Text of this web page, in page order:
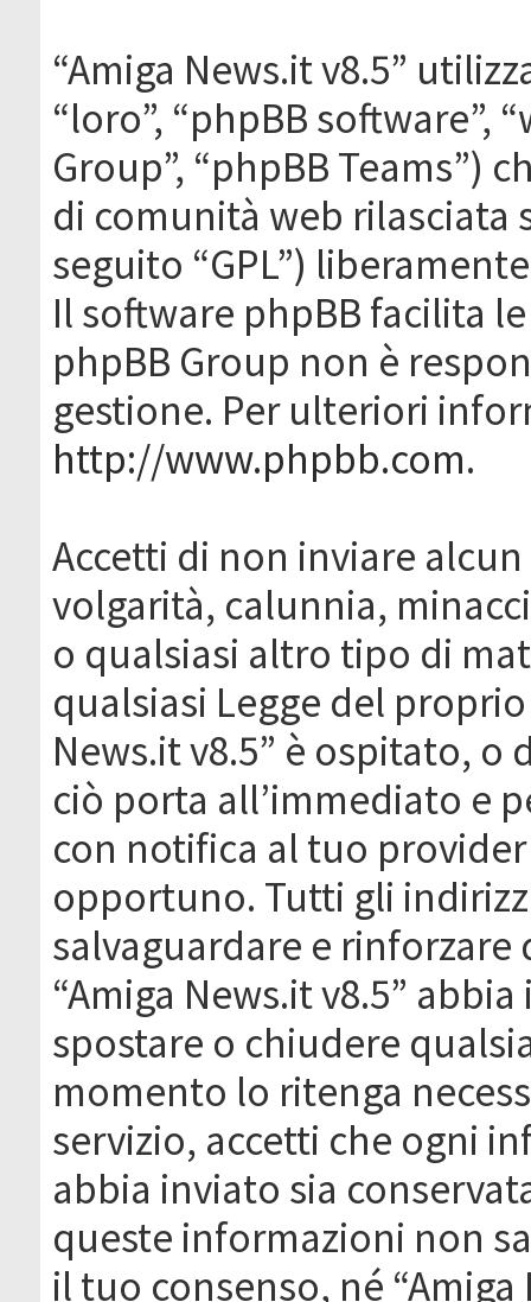
“Amiga News.it v8.5”
“loro”, “phpBB software”,
Group”, “phpBB Teams”)
di comunità web rilasciata
seguito “GPL”)
Il software phpBB facilita
phpBB Group non è
gestione. Per ulteriori
http://www.phpbb.com.
Accetti di non inviare
volgarità, calunnia,
o qualsiasi altro tipo di
qualsiasi Legge del
News.it v8.5” è ospitato, o
ciò porta all’immediato e
con notifica al tuo
opportuno. Tutti gli
salvaguardare e
“Amiga News.it v8.5”
spostare o chiudere
momento lo ritenga
servizio, accetti che ogni
abbia inviato sia
queste informazioni non
il tuo consenso, né